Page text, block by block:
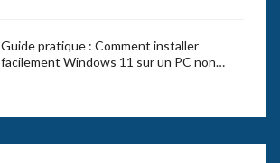
Guide pratique : Comment installer
facilement Windows 11 sur un PC non…